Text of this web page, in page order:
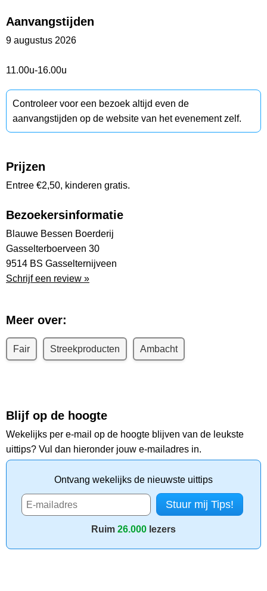
Aanvangstijden
9 augustus 2026
11.00u-16.00u
Controleer voor een bezoek altijd even de
aanvangstijden op de website van het evenement zelf.
Prijzen
Entree €2,50, kinderen gratis.
Bezoekersinformatie
Blauwe Bessen Boerderij
Gasselterboerveen 30
9514 BS Gasselternijveen
Schrijf een review »
Meer over:
Fair Streekproducten Ambacht
Blijf op de hoogte
Wekelijks per e-mail op de hoogte blijven van de leukste
uittips? Vul dan hieronder jouw e-mailadres in.
Ontvang wekelijks de nieuwste uittips
Ruim 26.000 lezers